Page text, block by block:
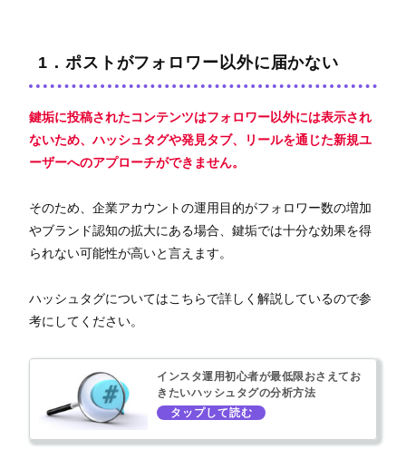
1．ポストがフォロワー以外に届かない
鍵垢に投稿されたコンテンツはフォロワー以外には表示され
ないため、ハッシュタグや発見タブ、リールを通じた新規ユ
ーザーへのアプローチができません。
そのため、企業アカウントの運用目的がフォロワー数の増加
やブランド認知の拡大にある場合、鍵垢では十分な効果を得
られない可能性が高いと言えます。
ハッシュタグについてはこちらで詳しく解説しているので参
考にしてください。
インスタ運用初心者が最低限おさえてお
きたいハッシュタグの分析方法